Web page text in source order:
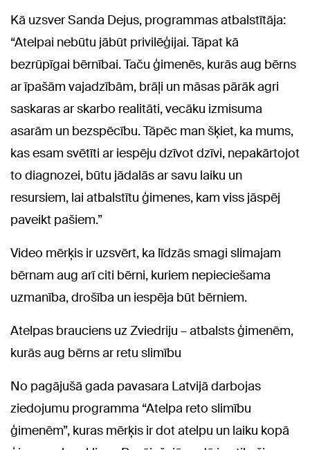
Kā uzsver Sanda Dejus, programmas atbalstītāja:
“Atelpai nebūtu jābūt privilēģijai. Tāpat kā
bezrūpīgai bērnībai. Taču ģimenēs, kurās aug bērns
ar īpašām vajadzībām, brāļi un māsas pārāk agri
saskaras ar skarbo realitāti, vecāku izmisuma
asarām un bezspēcību. Tāpēc man šķiet, ka mums,
kas esam svētīti ar iespēju dzīvot dzīvi, nepakārtojot
to diagnozei, būtu jādalās ar savu laiku un
resursiem, lai atbalstītu ģimenes, kam viss jāspēj
paveikt pašiem.”
Video mērķis ir uzsvērt, ka līdzās smagi slimajam
bērnam aug arī citi bērni, kuriem nepieciešama
uzmanība, drošība un iespēja būt bērniem.
Atelpas brauciens uz Zviedriju – atbalsts ģimenēm,
kurās aug bērns ar retu slimību
No pagājušā gada pavasara Latvijā darbojas
ziedojumu programma “Atelpa reto slimību
ģimenēm”, kuras mērķis ir dot atelpu un laiku kopā